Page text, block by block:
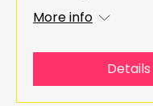
More info
Details